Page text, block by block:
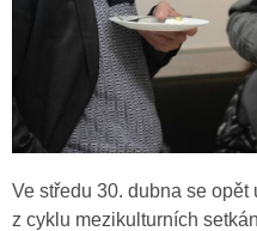
Ve středu 30. dubna se
z cyklu mezikulturních